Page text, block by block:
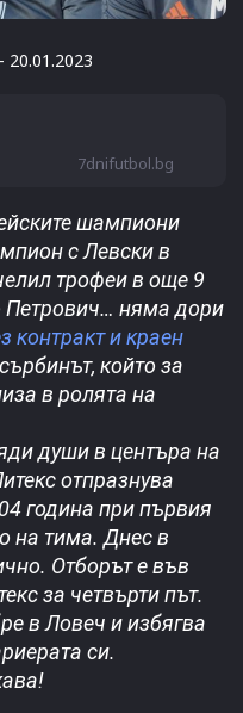
20.01.2023
7dnifutbol.bg
шампиони
с Левски в
трофеи в още 9
няма дори
контракт и краен
който за
в ролята на
души в центъра на
отпразнува
година при първия
на тима. Днес в
Отборът е във
за четвърти път.
в Ловеч и избягва
си.